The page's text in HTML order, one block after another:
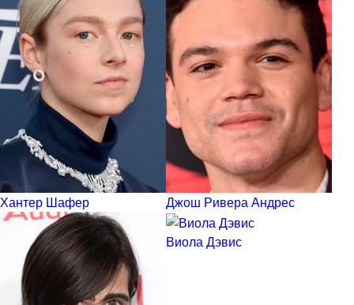
Хантер Шафер Джош Ривера Андрес
Виола Дэвис